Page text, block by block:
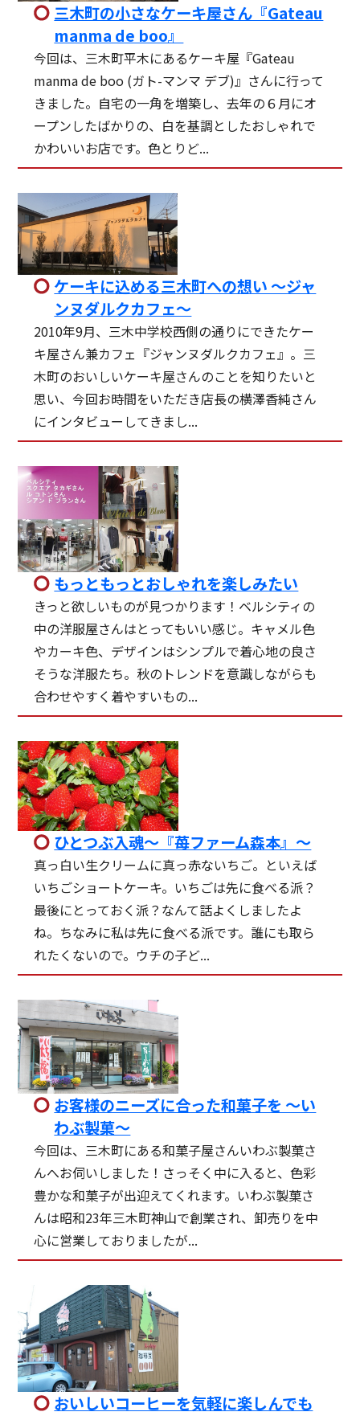
三木町の小さなケーキ屋さん『Gateau
manma de boo』
今回は、三木町平木にあるケーキ屋『Gateau
manma de boo (ガト-マンマ デブ)』さんに行って
きました。自宅の一角を増築し、去年の６月にオ
ープンしたばかりの、白を基調としたおしゃれで
かわいいお店です。色とりど...
ケーキに込める三木町への想い ～ジャ
ンヌダルクカフェ～
2010年9月、三木中学校西側の通りにできたケー
キ屋さん兼カフェ『ジャンヌダルクカフェ』。三
木町のおいしいケーキ屋さんのことを知りたいと
思い、今回お時間をいただき店長の横澤香純さん
にインタビューしてきまし...
もっともっとおしゃれを楽しみたい
きっと欲しいものが見つかります！ベルシティの
中の洋服屋さんはとってもいい感じ。キャメル色
やカーキ色、デザインはシンプルで着心地の良さ
そうな洋服たち。秋のトレンドを意識しながらも
合わせやすく着やすいもの...
ひとつぶ入魂～『苺ファーム森本』～
真っ白い生クリームに真っ赤ないちご。といえば
いちごショートケーキ。いちごは先に食べる派？
最後にとっておく派？なんて話よくしましたよ
ね。ちなみに私は先に食べる派です。誰にも取ら
れたくないので。ウチの子ど...
お客様のニーズに合った和菓子を ～い
わぶ製菓～
今回は、三木町にある和菓子屋さんいわぶ製菓さ
んへお伺いしました！さっそく中に入ると、色彩
豊かな和菓子が出迎えてくれます。いわぶ製菓さ
んは昭和23年三木町神山で創業され、卸売りを中
心に営業しておりましたが...
おいしいコーヒーを気軽に楽しんでも